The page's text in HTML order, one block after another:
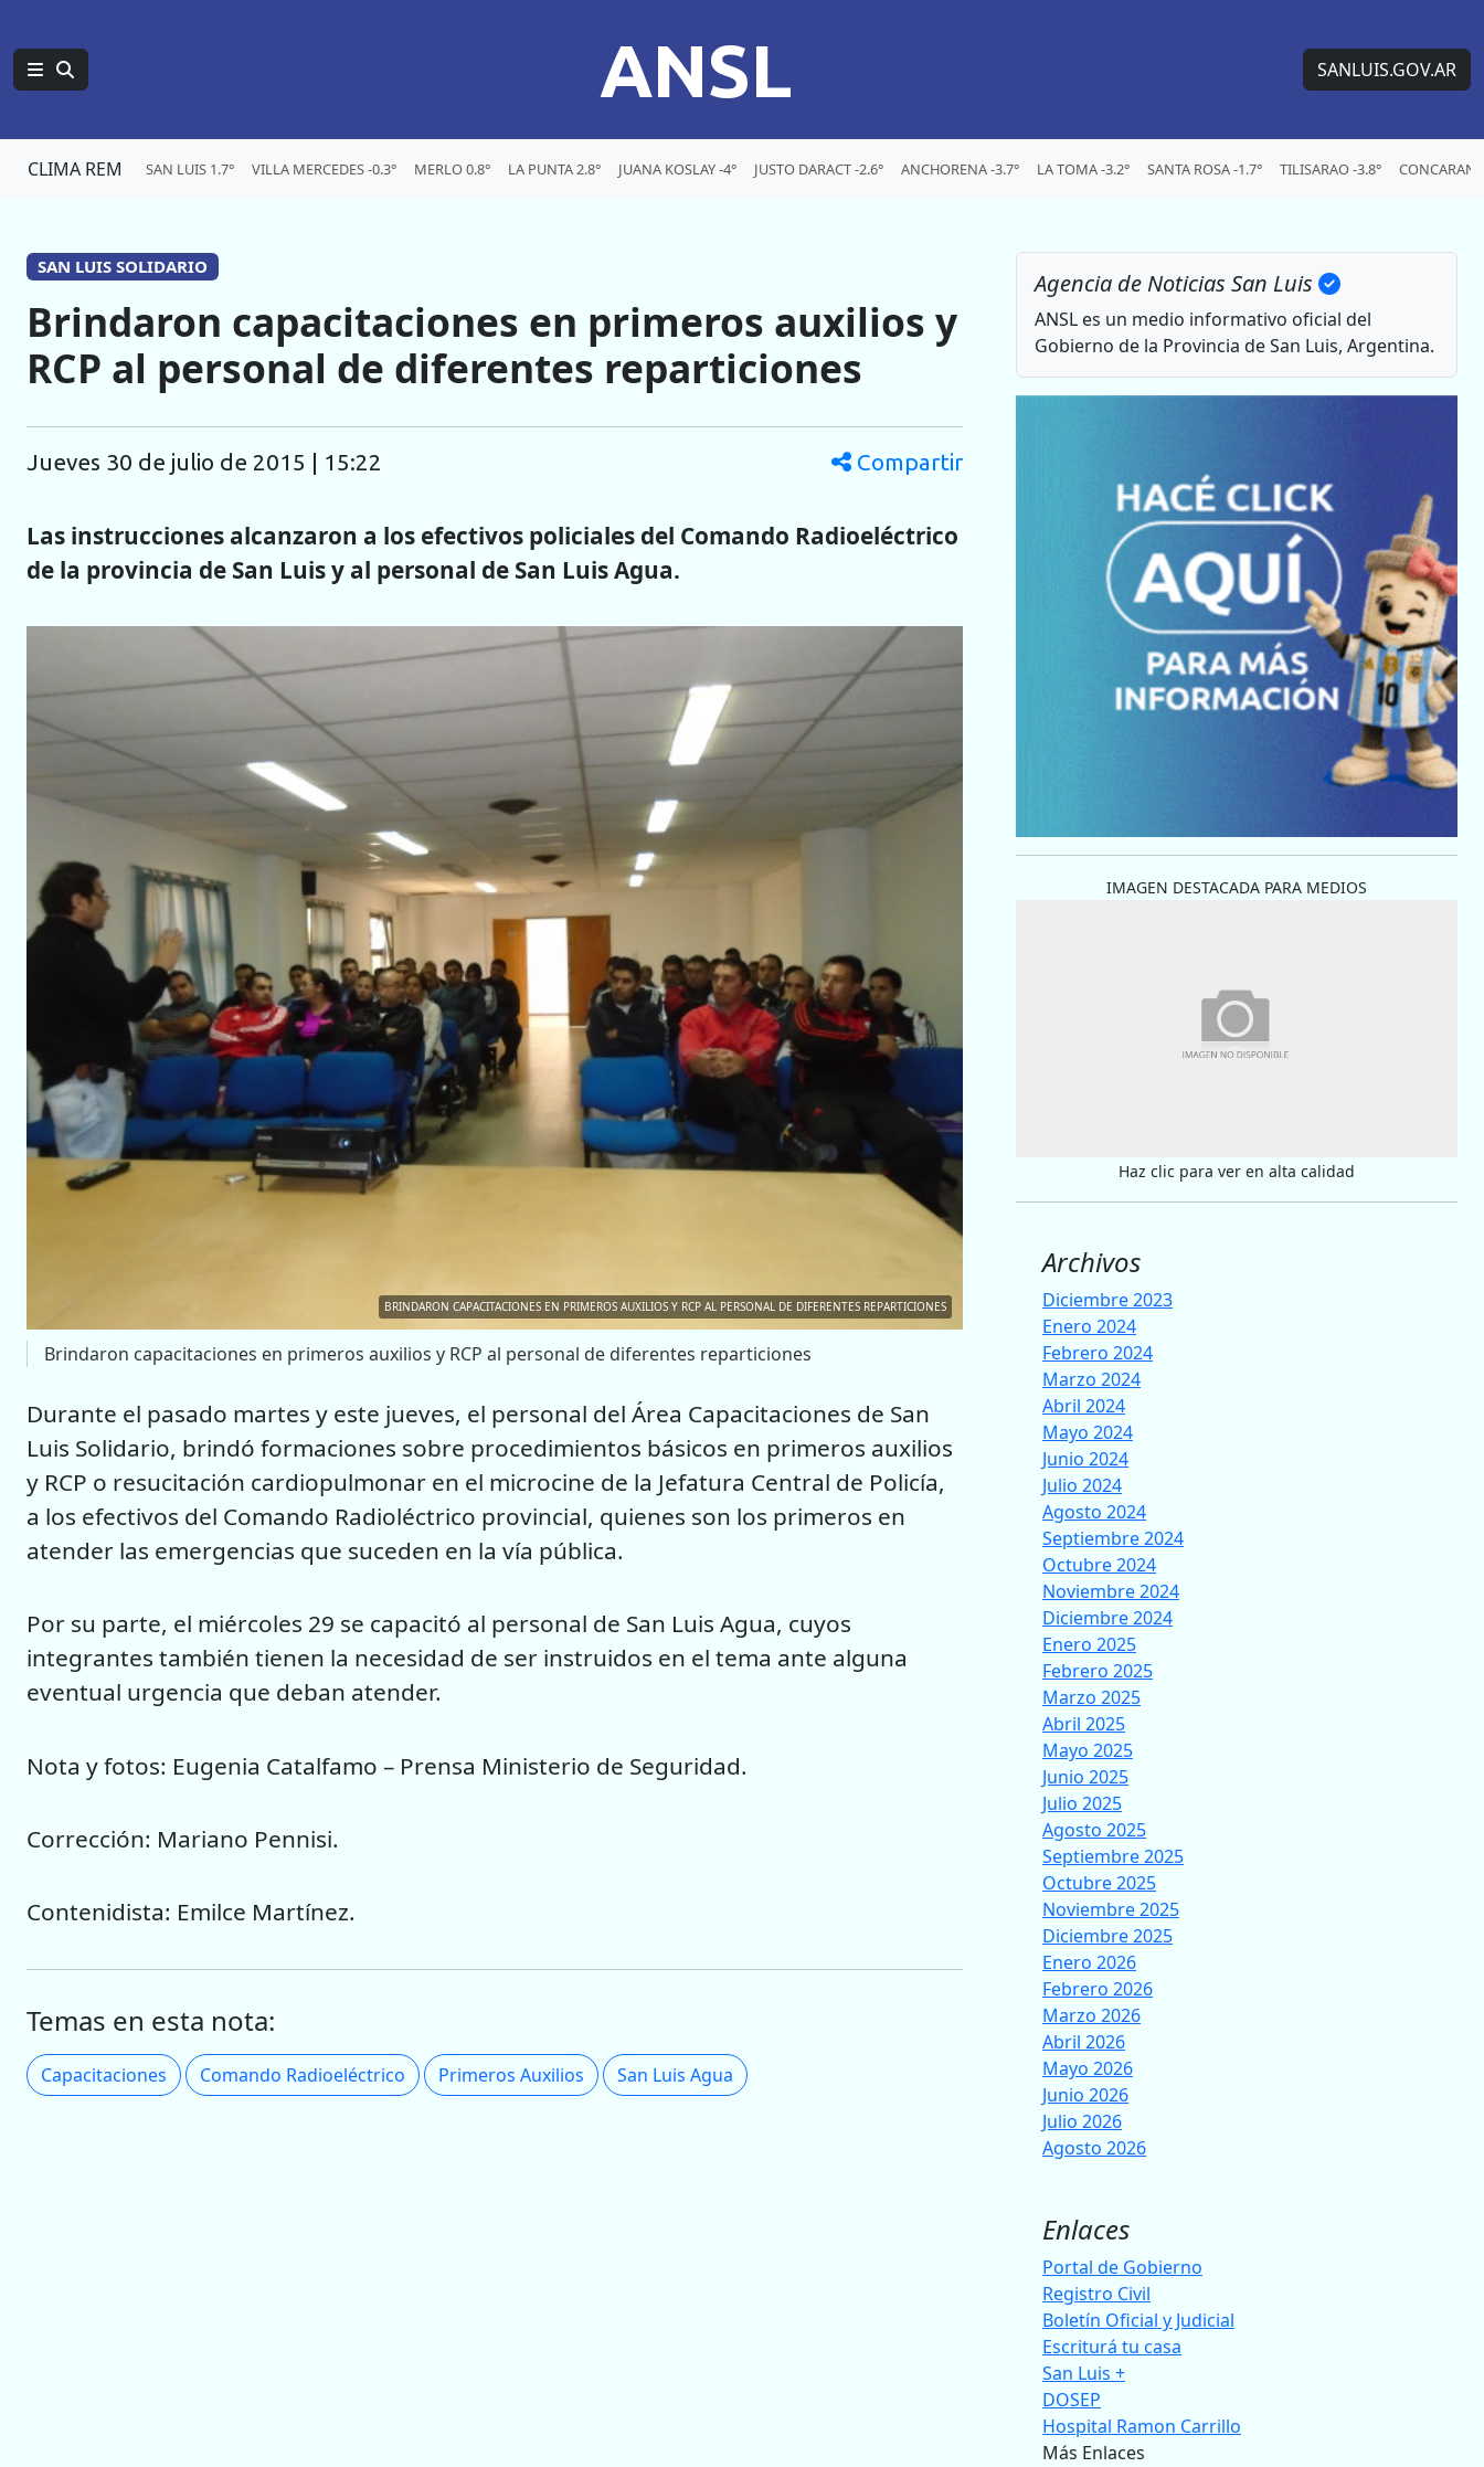
ANSL SANLUIS.GOV.AR
CLIMA REM SAN LUIS 1.7° VILLA MERCEDES -0.3° MERLO 0.8° LA PUNTA 2.8° JUANA KOSLAY -4° JUSTO DARACT -2.6° ANCHORENA -3.7° LA TOMA -3.2° SANTA ROSA -1.7° TILISARAO -3.8° CONCARAN
SAN LUIS SOLIDARIO
Brindaron capacitaciones en primeros auxilios y
RCP al personal de diferentes reparticiones
jueves 30 de julio de 2015 | 15:22 Compartir
Las instrucciones alcanzaron a los efectivos policiales del Comando Radioeléctrico
de la provincia de San Luis y al personal de San Luis Agua.
BRINDARON CAPACITACIONES EN PRIMEROS AUXILIOS Y RCP AL PERSONAL DE DIFERENTES REPARTICIONES
Brindaron capacitaciones en primeros auxilios y RCP al personal de diferentes reparticiones
Durante el pasado martes y este jueves, el personal del Área Capacitaciones de San
Luis Solidario, brindó formaciones sobre procedimientos básicos en primeros auxilios
y RCP o resucitación cardiopulmonar en el microcine de la Jefatura Central de Policía,
a los efectivos del Comando Radioléctrico provincial, quienes son los primeros en
atender las emergencias que suceden en la vía pública.
Por su parte, el miércoles 29 se capacitó al personal de San Luis Agua, cuyos
integrantes también tienen la necesidad de ser instruidos en el tema ante alguna
eventual urgencia que deban atender.
Nota y fotos: Eugenia Catalfamo – Prensa Ministerio de Seguridad.
Corrección: Mariano Pennisi.
Contenidista: Emilce Martínez.
Temas en esta nota:
Capacitaciones Comando Radioeléctrico Primeros Auxilios San Luis Agua
Agencia de Noticias San Luis
ANSL es un medio informativo oficial del
Gobierno de la Provincia de San Luis, Argentina.
IMAGEN DESTACADA PARA MEDIOS
Haz clic para ver en alta calidad
Archivos
Diciembre 2023
Enero 2024
Febrero 2024
Marzo 2024
Abril 2024
Mayo 2024
Junio 2024
Julio 2024
Agosto 2024
Septiembre 2024
Octubre 2024
Noviembre 2024
Diciembre 2024
Enero 2025
Febrero 2025
Marzo 2025
Abril 2025
Mayo 2025
Junio 2025
Julio 2025
Agosto 2025
Septiembre 2025
Octubre 2025
Noviembre 2025
Diciembre 2025
Enero 2026
Febrero 2026
Marzo 2026
Abril 2026
Mayo 2026
Junio 2026
Julio 2026
Agosto 2026
Enlaces
Portal de Gobierno
Registro Civil
Boletín Oficial y Judicial
Escriturá tu casa
San Luis +
DOSEP
Hospital Ramon Carrillo
Más Enlaces